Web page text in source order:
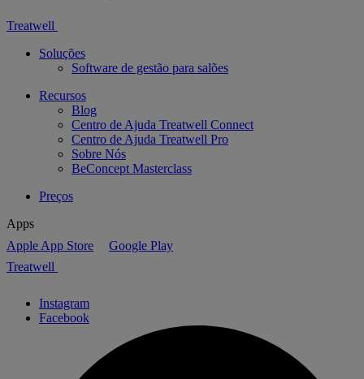
Treatwell
Soluções
Software de gestão para salões
Recursos
Blog
Centro de Ajuda Treatwell Connect
Centro de Ajuda Treatwell Pro
Sobre Nós
BeConcept Masterclass
Preços
Apps
Apple App Store
Google Play
Treatwell
Instagram
Facebook